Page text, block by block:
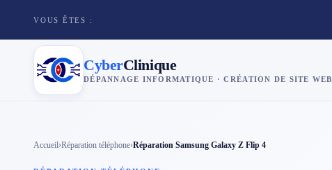
VOUS ÊTES :
CyberClinique
DÉPANNAGE INFORMATIQUE · CRÉATION DE SITE WEB
Accueil›Réparation téléphone›Réparation Samsung Galaxy Z Flip 4